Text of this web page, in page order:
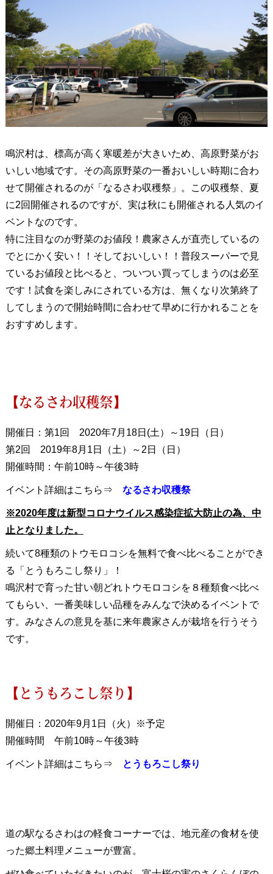
鳴沢村は、標高が高く寒暖差が大きいため、高原野菜がお
いしい地域です。その高原野菜の一番おいしい時期に合わ
せて開催されるのが「なるさわ収穫祭」。この収穫祭、夏
に2回開催されるのですが、実は秋にも開催される人気のイ
ベントなのです。
特に注目なのが野菜のお値段！農家さんが直売しているの
でとにかく安い！！そしておいしい！！普段スーパーで見
ているお値段と比べると、ついつい買ってしまうのは必至
です！試食を楽しみにされている方は、無くなり次第終了
してしまうので開始時間に合わせて早めに行かれることを
おすすめします。
【なるさわ収穫祭】
開催日：第1回 2020年7月18日(土）～19日（日）
第2回 2019年8月1日（土）～2日（日）
開催時間：午前10時～午後3時
イベント詳細はこちら⇒ なるさわ収穫祭
※2020年度は新型コロナウイルス感染症拡大防止の為、中
止となりました。
続いて8種類のトウモロコシを無料で食べ比べることができ
る「とうもろこし祭り」！
鳴沢村で育った甘い朝どれトウモロコシを８種類食べ比べ
てもらい、一番美味しい品種をみんなで決めるイベントで
す。みなさんの意見を基に来年農家さんが栽培を行うそう
です。
【とうもろこし祭り】
開催日：2020年9月1日（火）※予定
開催時間 午前10時～午後3時
イベント詳細はこちら⇒ とうもろこし祭り
道の駅なるさわはの軽食コーナーでは、地元産の食材を使
った郷土料理メニューが豊富。